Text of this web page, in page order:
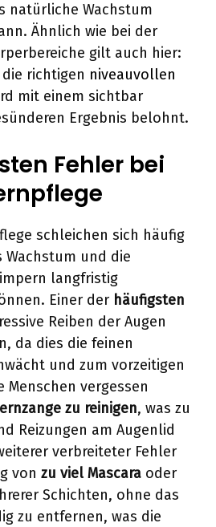
natürliche Wachstum
Ähnlich wie bei der
gilt auch hier:
richtigen niveauvollen
mit einem sichtbar
Ergebnis belohnt.
Fehler bei
schleichen sich häufig
Wachstum und die
langfristig
Einer der häufigsten
Reiben der Augen
da dies die feinen
und zum vorzeitigen
vergessen
zu reinigen, was zu
Reizungen am Augenlid
verbreiteter Fehler
von zu viel Mascara oder
Schichten, ohne das
zu entfernen, was die